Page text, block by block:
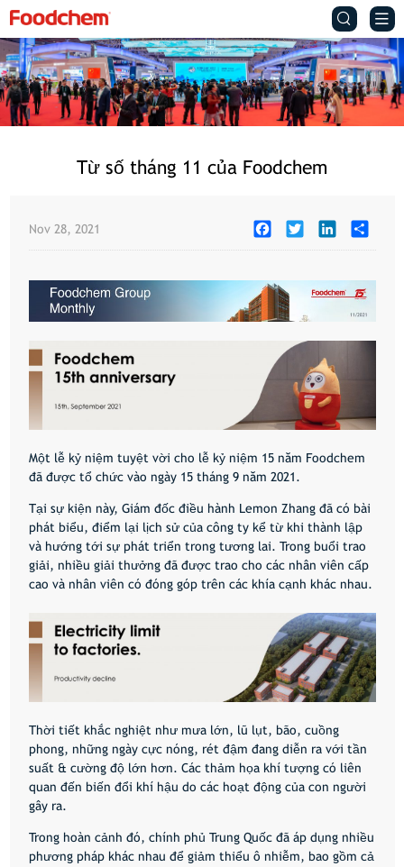
 
Từ số tháng 11 của Foodchem
Nov 28, 2021 FacebookTwitter LinkedIn Share
Một lễ kỷ niệm tuyệt vời cho lễ kỷ niệm 15 năm Foodchem
đã được tổ chức vào ngày 15 tháng 9 năm 2021.
Tại sự kiện này, Giám đốc điều hành Lemon Zhang đã có bài
phát biểu, điểm lại lịch sử của công ty kể từ khi thành lập
và hướng tới sự phát triển trong tương lai. Trong buổi trao
giải, nhiều giải thưởng đã được trao cho các nhân viên cấp
cao và nhân viên có đóng góp trên các khía cạnh khác nhau.
Thời tiết khắc nghiệt như mưa lớn, lũ lụt, bão, cuồng
phong, những ngày cực nóng, rét đậm đang diễn ra với tần
suất & cường độ lớn hơn. Các thảm họa khí tượng có liên
quan đến biến đổi khí hậu do các hoạt động của con người
gây ra.
Trong hoàn cảnh đó, chính phủ Trung Quốc đã áp dụng nhiều
phương pháp khác nhau để giảm thiểu ô nhiễm, bao gồm cả